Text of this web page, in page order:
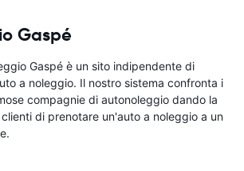
Gaspé
Gaspé è un sito indipendente di
a noleggio. Il nostro sistema confronta i
compagnie di autonoleggio dando la
di prenotare un'auto a noleggio a un